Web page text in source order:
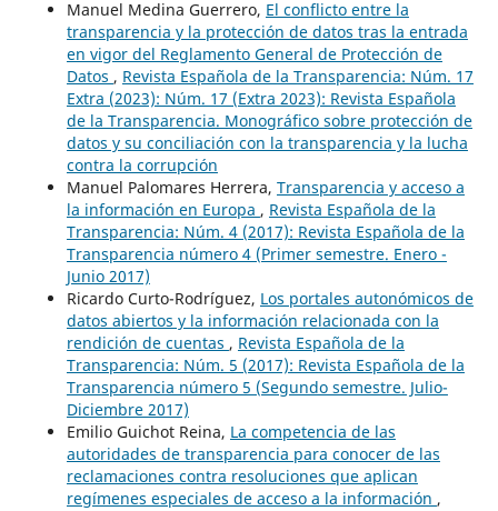
Manuel Medina Guerrero, El conflicto entre la
transparencia y la protección de datos tras la entrada
en vigor del Reglamento General de Protección de
Datos , Revista Española de la Transparencia: Núm. 17
Extra (2023): Núm. 17 (Extra 2023): Revista Española
de la Transparencia. Monográfico sobre protección de
datos y su conciliación con la transparencia y la lucha
contra la corrupción
Manuel Palomares Herrera, Transparencia y acceso a
la información en Europa , Revista Española de la
Transparencia: Núm. 4 (2017): Revista Española de la
Transparencia número 4 (Primer semestre. Enero -
Junio 2017)
Ricardo Curto-Rodríguez, Los portales autonómicos de
datos abiertos y la información relacionada con la
rendición de cuentas , Revista Española de la
Transparencia: Núm. 5 (2017): Revista Española de la
Transparencia número 5 (Segundo semestre. Julio-
Diciembre 2017)
Emilio Guichot Reina, La competencia de las
autoridades de transparencia para conocer de las
reclamaciones contra resoluciones que aplican
regímenes especiales de acceso a la información ,